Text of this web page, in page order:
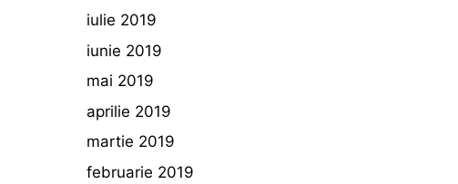
iulie 2019
iunie 2019
mai 2019
aprilie 2019
martie 2019
februarie 2019